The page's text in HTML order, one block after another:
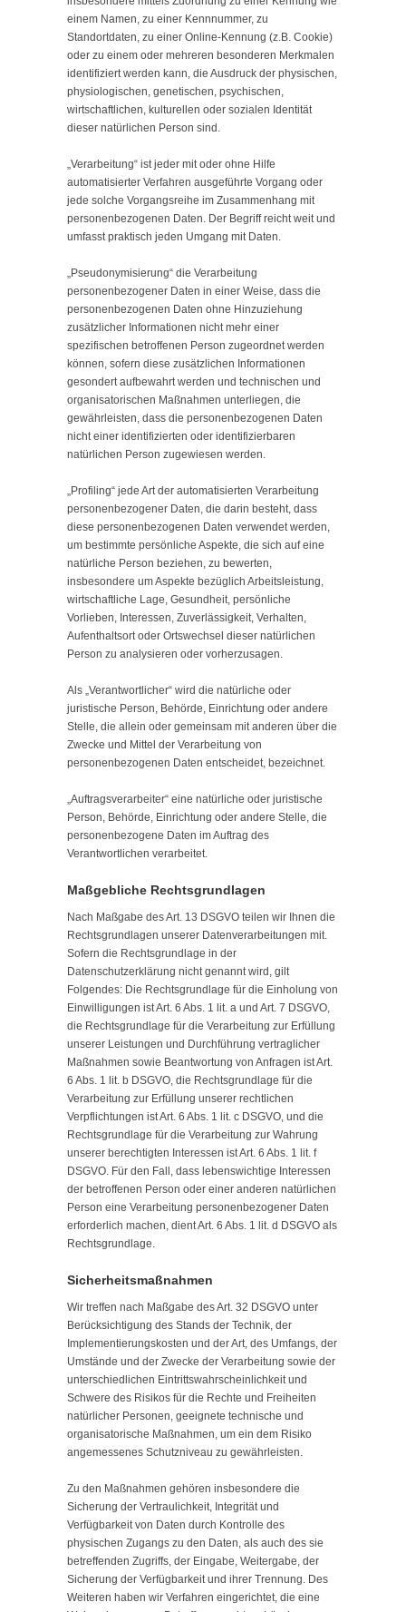
einem Namen, zu einer Kennnummer, zu
Standortdaten, zu einer Online-Kennung (z.B. Cookie)
oder zu einem oder mehreren besonderen Merkmalen
identifiziert werden kann, die Ausdruck der physischen,
physiologischen, genetischen, psychischen,
wirtschaftlichen, kulturellen oder sozialen Identität
dieser natürlichen Person sind.
„Verarbeitung“ ist jeder mit oder ohne Hilfe
automatisierter Verfahren ausgeführte Vorgang oder
jede solche Vorgangsreihe im Zusammenhang mit
personenbezogenen Daten. Der Begriff reicht weit und
umfasst praktisch jeden Umgang mit Daten.
„Pseudonymisierung“ die Verarbeitung
personenbezogener Daten in einer Weise, dass die
personenbezogenen Daten ohne Hinzuziehung
zusätzlicher Informationen nicht mehr einer
spezifischen betroffenen Person zugeordnet werden
können, sofern diese zusätzlichen Informationen
gesondert aufbewahrt werden und technischen und
organisatorischen Maßnahmen unterliegen, die
gewährleisten, dass die personenbezogenen Daten
nicht einer identifizierten oder identifizierbaren
natürlichen Person zugewiesen werden.
„Profiling“ jede Art der automatisierten Verarbeitung
personenbezogener Daten, die darin besteht, dass
diese personenbezogenen Daten verwendet werden,
um bestimmte persönliche Aspekte, die sich auf eine
natürliche Person beziehen, zu bewerten,
insbesondere um Aspekte bezüglich Arbeitsleistung,
wirtschaftliche Lage, Gesundheit, persönliche
Vorlieben, Interessen, Zuverlässigkeit, Verhalten,
Aufenthaltsort oder Ortswechsel dieser natürlichen
Person zu analysieren oder vorherzusagen.
Als „Verantwortlicher“ wird die natürliche oder
juristische Person, Behörde, Einrichtung oder andere
Stelle, die allein oder gemeinsam mit anderen über die
Zwecke und Mittel der Verarbeitung von
personenbezogenen Daten entscheidet, bezeichnet.
„Auftragsverarbeiter“ eine natürliche oder juristische
Person, Behörde, Einrichtung oder andere Stelle, die
personenbezogene Daten im Auftrag des
Verantwortlichen verarbeitet.
Maßgebliche Rechtsgrundlagen
Nach Maßgabe des Art. 13 DSGVO teilen wir Ihnen die
Rechtsgrundlagen unserer Datenverarbeitungen mit.
Sofern die Rechtsgrundlage in der
Datenschutzerklärung nicht genannt wird, gilt
Folgendes: Die Rechtsgrundlage für die Einholung von
Einwilligungen ist Art. 6 Abs. 1 lit. a und Art. 7 DSGVO,
die Rechtsgrundlage für die Verarbeitung zur Erfüllung
unserer Leistungen und Durchführung vertraglicher
Maßnahmen sowie Beantwortung von Anfragen ist Art.
6 Abs. 1 lit. b DSGVO, die Rechtsgrundlage für die
Verarbeitung zur Erfüllung unserer rechtlichen
Verpflichtungen ist Art. 6 Abs. 1 lit. c DSGVO, und die
Rechtsgrundlage für die Verarbeitung zur Wahrung
unserer berechtigten Interessen ist Art. 6 Abs. 1 lit. f
DSGVO. Für den Fall, dass lebenswichtige Interessen
der betroffenen Person oder einer anderen natürlichen
Person eine Verarbeitung personenbezogener Daten
erforderlich machen, dient Art. 6 Abs. 1 lit. d DSGVO als
Rechtsgrundlage.
Sicherheitsmaßnahmen
Wir treffen nach Maßgabe des Art. 32 DSGVO unter
Berücksichtigung des Stands der Technik, der
Implementierungskosten und der Art, des Umfangs, der
Umstände und der Zwecke der Verarbeitung sowie der
unterschiedlichen Eintrittswahrscheinlichkeit und
Schwere des Risikos für die Rechte und Freiheiten
natürlicher Personen, geeignete technische und
organisatorische Maßnahmen, um ein dem Risiko
angemessenes Schutzniveau zu gewährleisten.
Zu den Maßnahmen gehören insbesondere die
Sicherung der Vertraulichkeit, Integrität und
Verfügbarkeit von Daten durch Kontrolle des
physischen Zugangs zu den Daten, als auch des sie
betreffenden Zugriffs, der Eingabe, Weitergabe, der
Sicherung der Verfügbarkeit und ihrer Trennung. Des
Weiteren haben wir Verfahren eingerichtet, die eine